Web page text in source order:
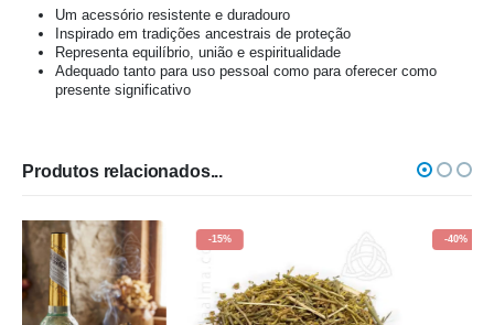
Um acessório resistente e duradouro
Inspirado em tradições ancestrais de proteção
Representa equilíbrio, união e espiritualidade
Adequado tanto para uso pessoal como para oferecer como
presente significativo
Produtos relacionados...
-15%